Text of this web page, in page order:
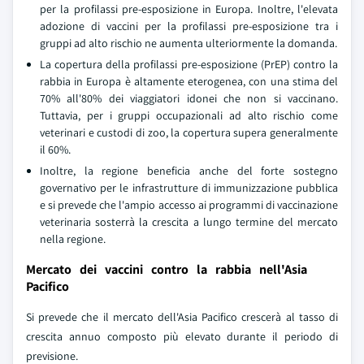
per la profilassi pre-esposizione in Europa. Inoltre, l'elevata
adozione di vaccini per la profilassi pre-esposizione tra i
gruppi ad alto rischio ne aumenta ulteriormente la domanda.
La copertura della profilassi pre-esposizione (PrEP) contro la
rabbia in Europa è altamente eterogenea, con una stima del
70% all'80% dei viaggiatori idonei che non si vaccinano.
Tuttavia, per i gruppi occupazionali ad alto rischio come
veterinari e custodi di zoo, la copertura supera generalmente
il 60%.
Inoltre, la regione beneficia anche del forte sostegno
governativo per le infrastrutture di immunizzazione pubblica
e si prevede che l'ampio accesso ai programmi di vaccinazione
veterinaria sosterrà la crescita a lungo termine del mercato
nella regione.
Mercato dei vaccini contro la rabbia nell'Asia
Pacifico
Si prevede che il mercato dell'Asia Pacifico crescerà al tasso di
crescita annuo composto più elevato durante il periodo di
previsione.